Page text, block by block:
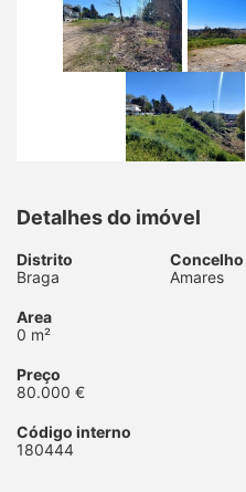
Detalhes do imóvel
Distrito
Braga
Concelho
Amares
Area
0 m²
Preço
80.000 €
Código interno
180444